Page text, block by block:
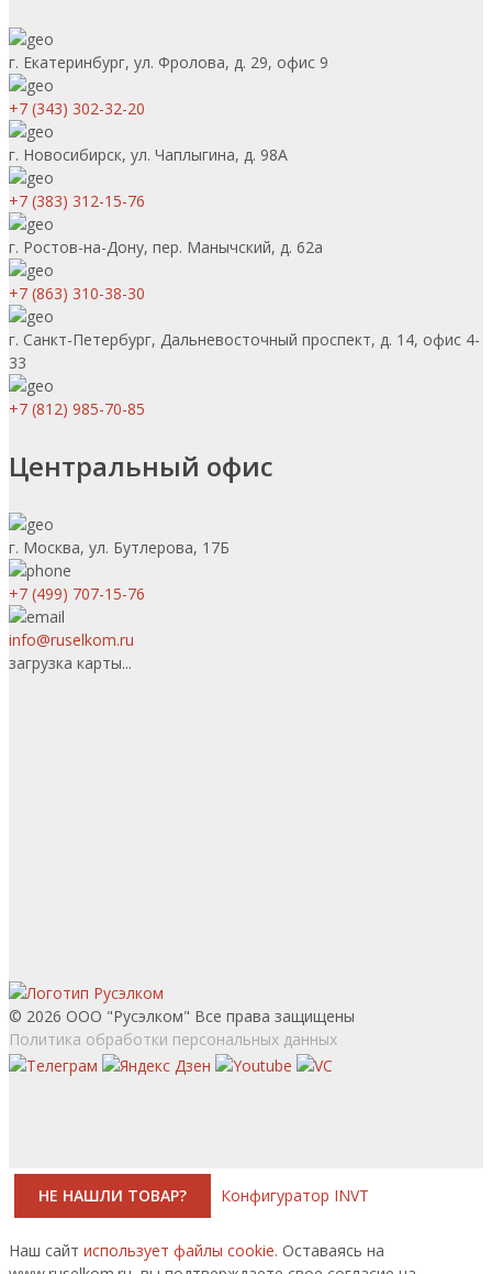
г. Екатеринбург, ул. Фролова, д. 29, офис 9
+7 (343) 302-32-20
г. Новосибирск, ул. Чаплыгина, д. 98А
+7 (383) 312-15-76
г. Ростов-на-Дону, пер. Манычский, д. 62а
+7 (863) 310-38-30
г. Санкт-Петербург, Дальневосточный проспект, д. 14, офис 4-
33
+7 (812) 985-70-85
Центральный офис
г. Москва, ул. Бутлерова, 17Б
+7 (499) 707-15-76
info@ruselkom.ru
загрузка карты...
© 2026 ООО "Русэлком" Все права защищены
Политика обработки персональных данных
НЕ НАШЛИ ТОВАР? Конфигуратор INVT
Наш сайт использует файлы cookie. Оставаясь на